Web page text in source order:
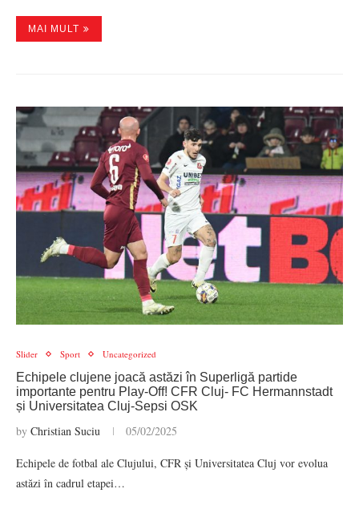
MAI MULT
Slider Sport Uncategorized
Echipele clujene joacă astăzi în Superligă partide
importante pentru Play-Off! CFR Cluj- FC Hermannstadt
și Universitatea Cluj-Sepsi OSK
by Christian Suciu 05/02/2025
Echipele de fotbal ale Clujului, CFR și Universitatea Cluj vor evolua
astăzi în cadrul etapei…